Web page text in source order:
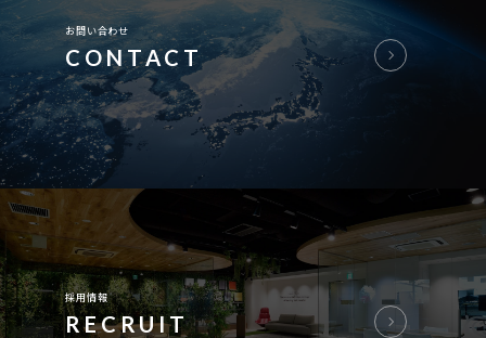
お問い合わせ
CONTACT
採用情報
RECRUIT